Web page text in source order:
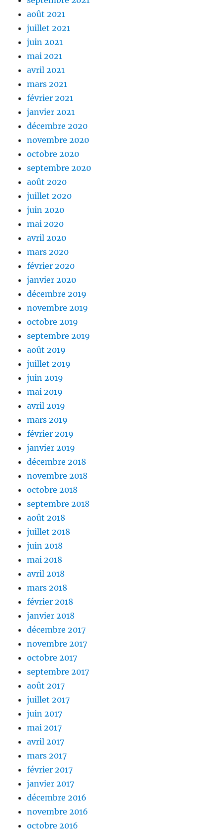
août 2021
juillet 2021
juin 2021
mai 2021
avril 2021
mars 2021
février 2021
janvier 2021
décembre 2020
novembre 2020
octobre 2020
septembre 2020
août 2020
juillet 2020
juin 2020
mai 2020
avril 2020
mars 2020
février 2020
janvier 2020
décembre 2019
novembre 2019
octobre 2019
septembre 2019
août 2019
juillet 2019
juin 2019
mai 2019
avril 2019
mars 2019
février 2019
janvier 2019
décembre 2018
novembre 2018
octobre 2018
septembre 2018
août 2018
juillet 2018
juin 2018
mai 2018
avril 2018
mars 2018
février 2018
janvier 2018
décembre 2017
novembre 2017
octobre 2017
septembre 2017
août 2017
juillet 2017
juin 2017
mai 2017
avril 2017
mars 2017
février 2017
janvier 2017
décembre 2016
novembre 2016
octobre 2016